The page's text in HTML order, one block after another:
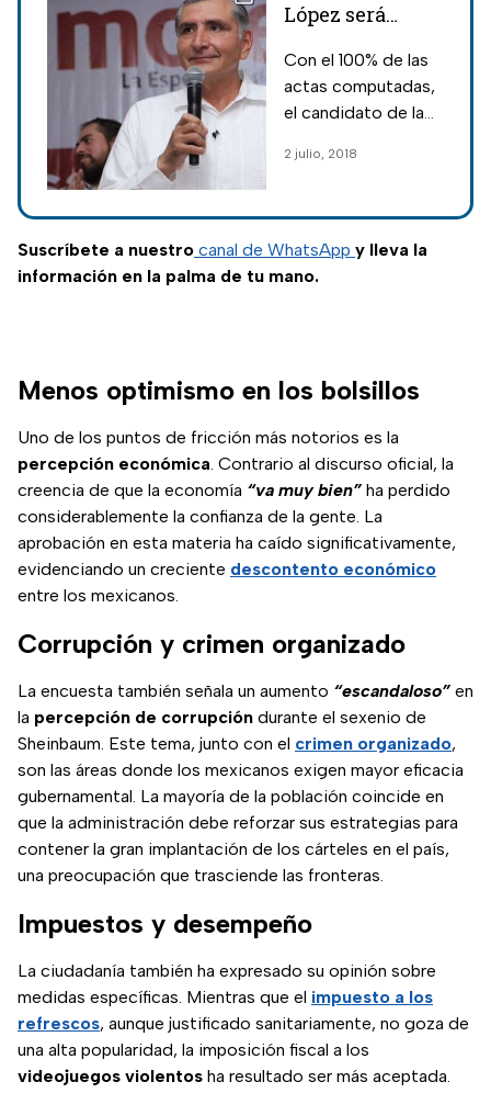
López será
Tabasco
Con el 100% de las
actas computadas,
el candidato de la
Haremos Historia
los votos
2 julio, 2018
Suscríbete a nuestro canal de WhatsApp y lleva la
información en la palma de tu mano.
Menos optimismo en los bolsillos
Uno de los puntos de fricción más notorios es la
percepción económica. Contrario al discurso oficial, la
creencia de que la economía “va muy bien”ha perdido
considerablemente la confianza de la gente. La
aprobación en esta materia ha caído significativamente,
evidenciando un creciente descontento económico
entre los mexicanos.
Corrupción y crimen organizado
La encuesta también señala un aumento “escandaloso”en
la percepción de corrupción durante el sexenio de
Sheinbaum. Este tema, junto con el crimen organizado,
son las áreas donde los mexicanos exigen mayor eficacia
gubernamental. La mayoría de la población coincide en
que la administración debe reforzar sus estrategias para
contener la gran implantación de los cárteles en el país,
una preocupación que trasciende las fronteras.
Impuestos y desempeño
La ciudadanía también ha expresado su opinión sobre
medidas específicas. Mientras que el impuesto a los
refrescos, aunque justificado sanitariamente, no goza de
una alta popularidad, la imposición fiscal a los
videojuegos violentos ha resultado ser más aceptada.